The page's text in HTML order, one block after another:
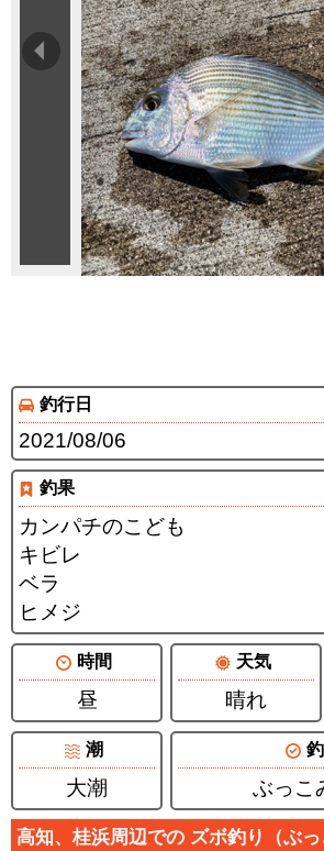
釣行日
2021/08/06
釣果
カンパチのこども
キビレ
ベラ
ヒメジ
時間
昼
天気
晴れ
潮
大潮 ぶっこ
高知、桂浜周辺での ズボ釣り（ぶ